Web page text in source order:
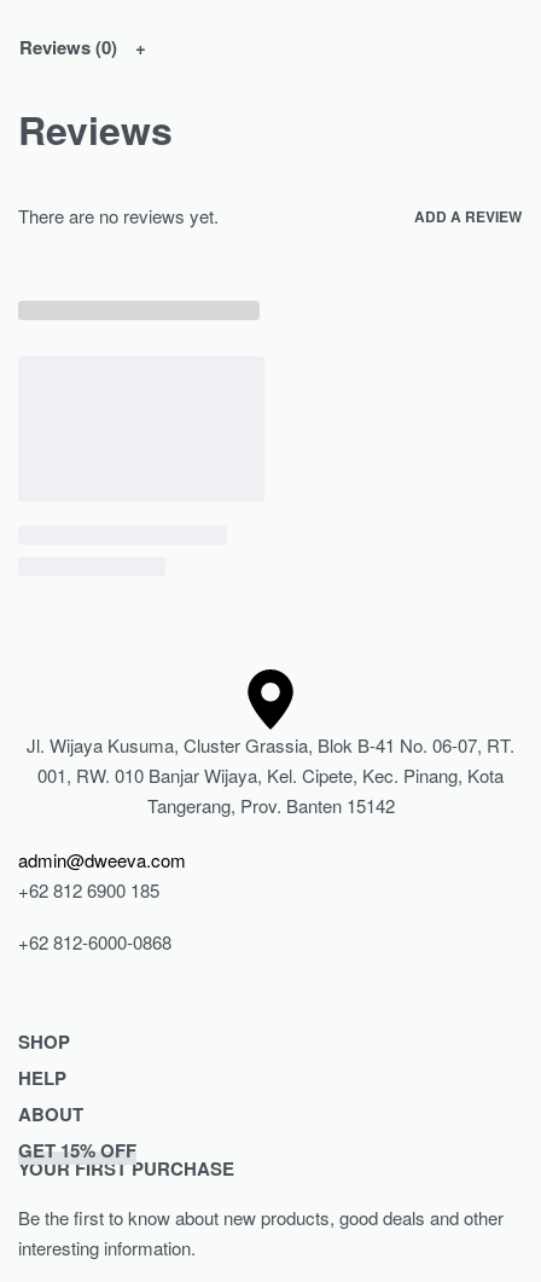
Reviews (0)
Reviews
There are no reviews yet. ADD A REVIEW
Jl. Wijaya Kusuma, Cluster Grassia, Blok B-41 No. 06-07, RT.
001, RW. 010 Banjar Wijaya, Kel. Cipete, Kec. Pinang, Kota
Tangerang, Prov. Banten 15142
admin@dweeva.com
+62 812 6900 185
+62 812-6000-0868
SHOP
Shop
Collections
Lookbook
Men
Kids
HELP
Returns & Exchanges
Privacy Policy
ABOUT
Journal
Contact
GET 15% OFF
YOUR FIRST PURCHASE
Be the first to know about new products, good deals and other
interesting information.